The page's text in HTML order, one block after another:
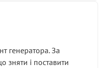
формального
генератора. За
зняти і поставити